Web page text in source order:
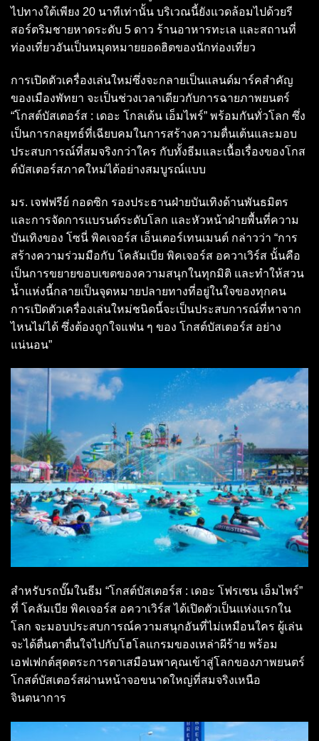
ไปทางใต้เพียง 20 นาทีเท่านั้น บริเวณนี้ยังแวดล้อมไปด้วยรี
สอร์ตริมชายหาดระดับ 5 ดาว ร้านอาหารทะเล และสถานที่
ท่องเที่ยวอันเป็นหมุดหมายยอดฮิตของนักท่องเที่ยว
การเปิดตัวเครื่องเล่นใหม่ซึ่งจะกลายเป็นแลนด์มาร์คสำคัญ
ของเมืองพัทยา จะเป็นช่วงเวลาเดียวกับการฉายภาพยนตร์
“โกสต์บัสเตอร์ส : เดอะ โกลเด้น เอ็มไพร์” พร้อมกันทั่วโลก ซึ่ง
เป็นการกลยุทธ์ที่เฉียบคมในการสร้างความตื่นเต้นและมอบ
ประสบการณ์ที่สมจริงกว่าใคร กับทั้งธีมและเนื้อเรื่องของโกส
ต์บัสเตอร์สภาคใหม่ได้อย่างสมบูรณ์แบบ
มร. เจฟฟรีย์ กอดซิก รองประธานฝ่ายบันเทิงด้านพันธมิตร
และการจัดการแบรนด์ระดับโลก และหัวหน้าฝ่ายพื้นที่ความ
บันเทิงของ โซนี่ พิคเจอร์ส เอ็นเตอร์เทนเมนต์ กล่าวว่า “การ
สร้างความร่วมมือกับ โคลัมเบีย พิคเจอร์ส อควาเวิร์ส นั้นคือ
เป็นการขยายขอบเขตของความสนุกในทุกมิติ และทำให้สวน
น้ำแห่งนี้กลายเป็นจุดหมายปลายทางที่อยู่ในใจของทุกคน
การเปิดตัวเครื่องเล่นใหม่ชนิดนี้จะเป็นประสบการณ์ที่หาจาก
ไหนไม่ได้ ซึ่งต้องถูกใจแฟน ๆ ของ โกสต์บัสเตอร์ส อย่าง
แน่นอน”
สำหรับรถบั๊มในธีม “โกสต์บัสเตอร์ส : เดอะ โฟรเซน เอ็มไพร์”
ที่ โคลัมเบีย พิคเจอร์ส อควาเวิร์ส ได้เปิดตัวเป็นแห่งแรกใน
โลก จะมอบประสบการณ์ความสนุกอันที่ไม่เหมือนใคร ผู้เล่น
จะได้ตื่นตาตื่นใจไปกับโฮโลแกรมของเหล่าผีร้าย พร้อม
เอฟเฟกต์สุดตระการตาเสมือนพาคุณเข้าสู่โลกของภาพยนตร์
โกสต์บัสเตอร์สผ่านหน้าจอขนาดใหญ่ที่สมจริงเหนือ
จินตนาการ